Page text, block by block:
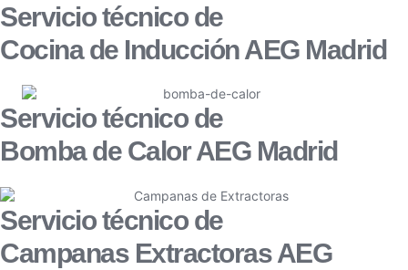
Servicio técnico de
Cocina de Inducción AEG Madrid
Servicio técnico de
Bomba de Calor AEG Madrid
Servicio técnico de
Campanas Extractoras AEG